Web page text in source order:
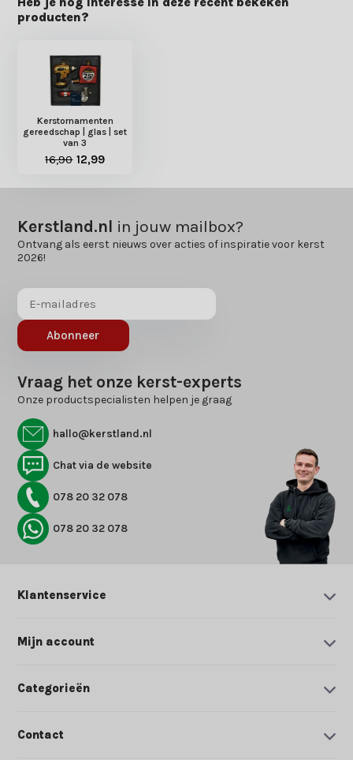
producten?
Kerstornamenten
gereedschap | glas | set
van 3
16,90 12,99
Kerstland.nl in jouw mailbox?
Ontvang als eerst nieuws over acties of inspiratie voor kerst
2026!
Abonneer
Vraag het onze kerst-experts
Onze productspecialisten helpen je graag
hallo@kerstland.nl
Chat via de website
078 20 32 078
078 20 32 078
Klantenservice
Mijn account
Categorieën
Contact